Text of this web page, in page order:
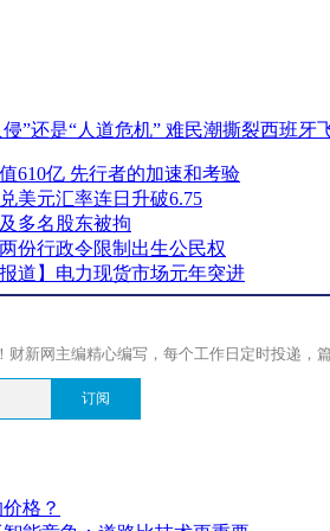
侵”还是“人道危机” 难民潮撕裂西班牙
610亿 先行者的加速和考验
美元汇率连日升破6.75
多名股东被拘
份行政令限制出生公民权
报道】电力现货市场元年突进
财新网主编精心编写，每个工作日定时投递，
订阅
格？